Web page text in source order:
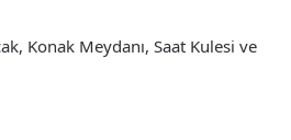
Konak Meydanı, Saat Kulesi ve